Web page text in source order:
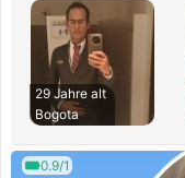
29 Jahre alt
Bogota
0.9/1